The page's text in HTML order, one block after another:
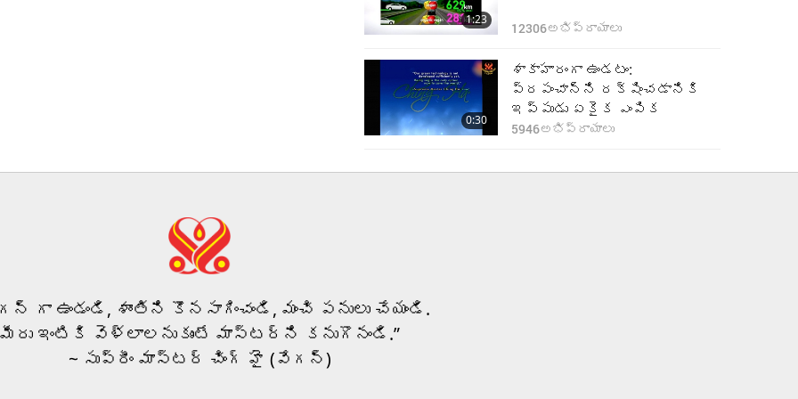
1:23
12306అభిప్రాయాలు
0:30
శాకాహారంగా ఉండటం:
ప్రపంచాన్ని రక్షించడానికి
ఇప్పుడు ఏకైక ఎంపిక
5946అభిప్రాయాలు
గా ఉండండి, శాంతిని కొనసాగించండి, మంచి పనులు చేయండి.
మీరు ఇంటికి వెళ్లాలనుకుంటే మాస్టర్‌ని కనుగొనండి.”
~ సుప్రీం మాస్టర్ చింగ్ హై (వేగన్)